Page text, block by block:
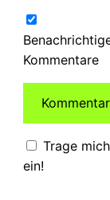
Kommentare
Trage
ein!